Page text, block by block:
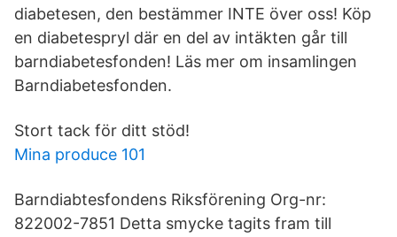
diabetesen, den bestämmer INTE över oss! Köp
en diabetespryl där en del av intäkten går till
barndiabetesfonden! Läs mer om insamlingen
Barndiabetesfonden.
Stort tack för ditt stöd!
Mina produce 101
Barndiabtesfondens Riksförening Org-nr:
822002-7851 Detta smycke tagits fram till